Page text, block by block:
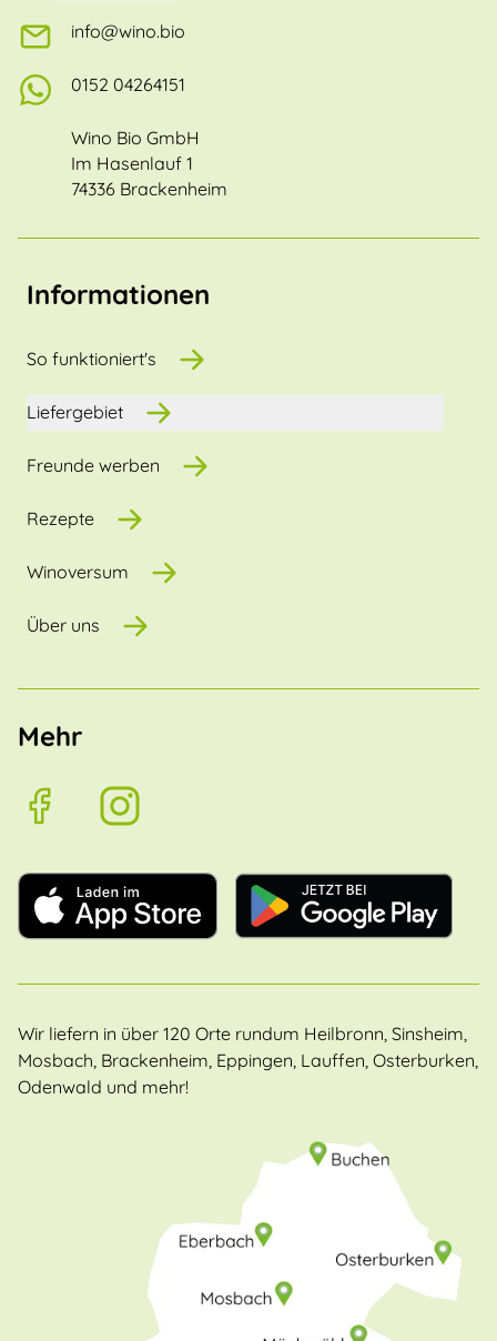
info@wino.bio
0152 04264151
Wino Bio GmbH
Im Hasenlauf 1
74336 Brackenheim
Informationen
So funktioniert's
Liefergebiet
Freunde werben
Rezepte
Winoversum
Über uns
Mehr
Wir liefern in über 120 Orte rundum Heilbronn, Sinsheim,
Mosbach, Brackenheim, Eppingen, Lauffen, Osterburken,
Odenwald und mehr!